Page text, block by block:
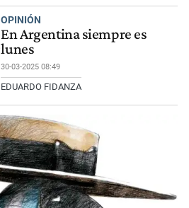
OPINIÓN
En Argentina siempre es
lunes
30-03-2025 08:49
EDUARDO FIDANZA